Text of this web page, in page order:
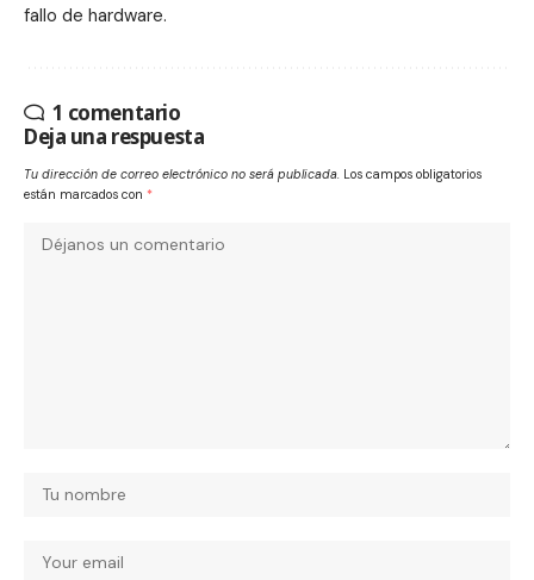
fallo de hardware.
1 comentario
Deja una respuesta
Tu dirección de correo electrónico no será publicada. Los campos obligatorios
están marcados con *